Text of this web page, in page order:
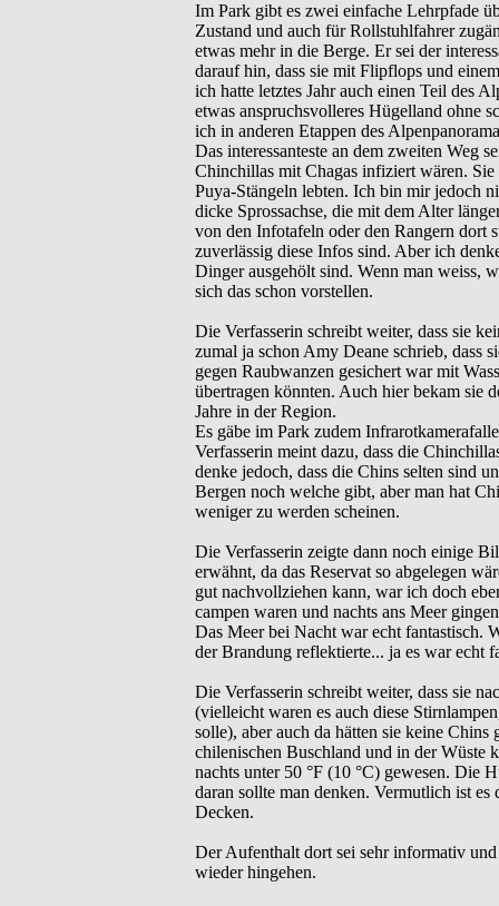
Im Park gibt es zwei einfache Lehrpfade
Zustand und auch für Rollstuhlfahrer
etwas mehr in die Berge. Er sei der
darauf hin, dass sie mit Flipflops und
ich hatte letztes Jahr auch einen Teil des
etwas anspruchsvolleres Hügelland ohne
ich in anderen Etappen des
Das interessanteste an dem zweiten Weg
Chinchillas mit Chagas infiziert wären.
Puya-Stängeln lebten. Ich bin mir jedoch
dicke Sprossachse, die mit dem Alter
von den Infotafeln oder den Rangern dort
zuverlässig diese Infos sind. Aber ich
Dinger ausgehölt sind. Wenn man weiss,
sich das schon vorstellen.
Die Verfasserin schreibt weiter, dass sie
zumal ja schon Amy Deane schrieb, dass
gegen Raubwanzen gesichert war mit
übertragen könnten. Auch hier bekam sie
Jahre in der Region.
Es gäbe im Park zudem
Verfasserin meint dazu, dass die
denke jedoch, dass die Chins selten sind
Bergen noch welche gibt, aber man hat
weniger zu werden scheinen.
Die Verfasserin zeigte dann noch einige
erwähnt, da das Reservat so abgelegen
gut nachvollziehen kann, war ich doch
campen waren und nachts ans Meer
Das Meer bei Nacht war echt fantastisch.
der Brandung reflektierte... ja es war echt
Die Verfasserin schreibt weiter, dass sie
(vielleicht waren es auch diese
solle), aber auch da hätten sie keine
chilenischen Buschland und in der Wüste
nachts unter 50 °F (10 °C) gewesen. Die
daran sollte man denken. Vermutlich ist
Decken.
Der Aufenthalt dort sei sehr informativ
wieder hingehen.